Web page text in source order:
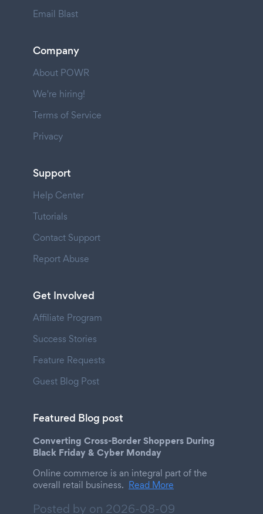
Email Blast
Company
About POWR
We're hiring!
Terms of Service
Privacy
Support
Help Center
Tutorials
Contact Support
Report Abuse
Get Involved
Affiliate Program
Success Stories
Feature Requests
Guest Blog Post
Featured Blog post
Converting Cross-Border Shoppers During
Black Friday & Cyber Monday
Online commerce is an integral part of the
overall retail business. Read More
Posted by on 2026-08-09